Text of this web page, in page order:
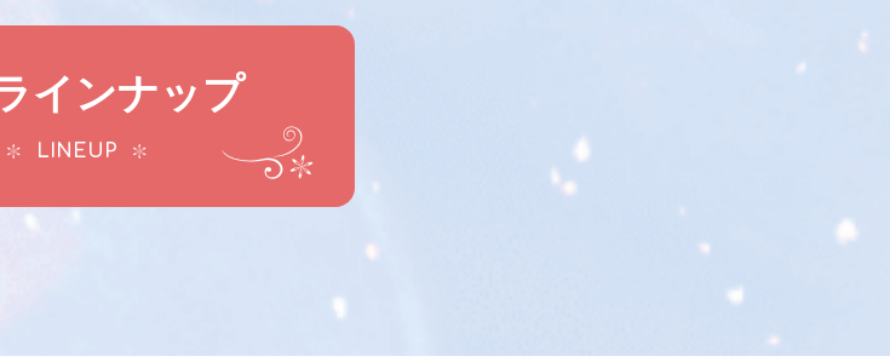
インナップ
LINEUP